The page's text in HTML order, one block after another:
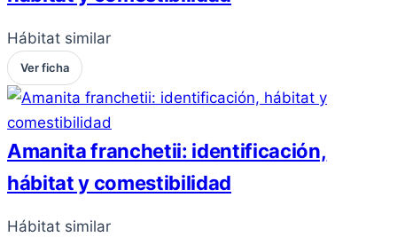
Hábitat similar
Ver ficha
Amanita franchetii: identificación,
hábitat y comestibilidad
Hábitat similar